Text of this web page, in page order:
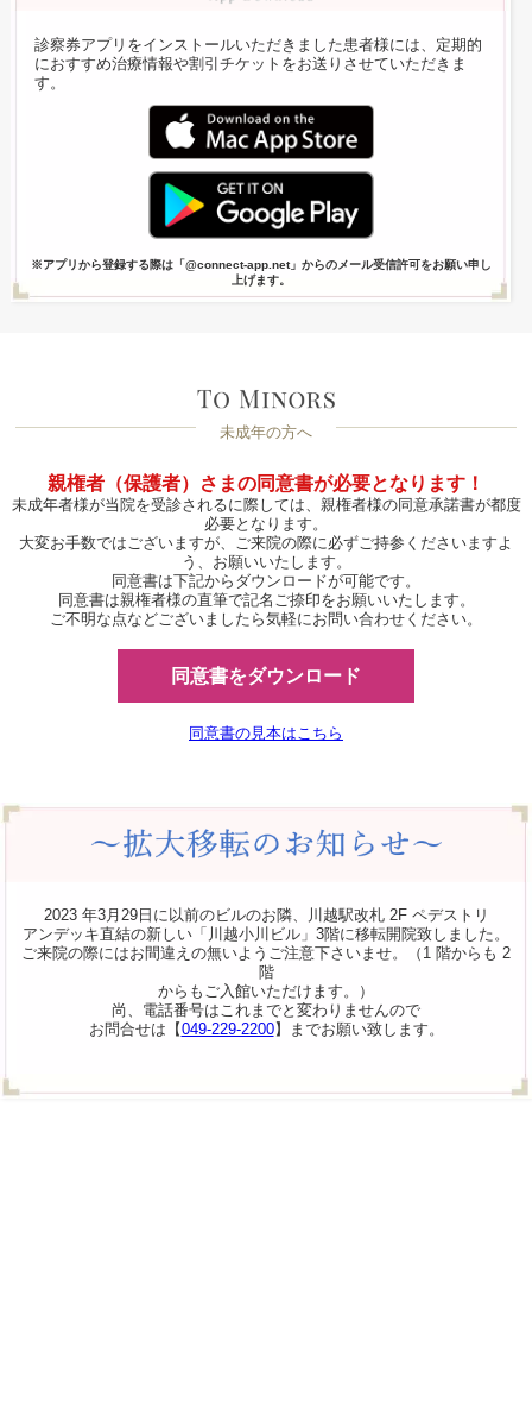
診察券アプリをインストールいただきました患者様には、定期的
におすすめ治療情報や割引チケットをお送りさせていただきま
す。
※アプリから登録する際は「@connect-app.net」からのメール受信許可をお願い申し
上げます。
未成年の方へ
親権者（保護者）さまの同意書が必要となります！
未成年者様が当院を受診されるに際しては、親権者様の同意承諾書が都度
必要となります。
大変お手数ではございますが、ご来院の際に必ずご持参くださいますよ
う、お願いいたします。
同意書は下記からダウンロードが可能です。
同意書は親権者様の直筆で記名ご捺印をお願いいたします。
ご不明な点などございましたら気軽にお問い合わせください。
同意書をダウンロード
同意書の見本はこちら
2023 年3月29日に以前のビルのお隣、川越駅改札 2F ペデストリ
アンデッキ直結の新しい「川越小川ビル」3階に移転開院致しました。
ご来院の際にはお間違えの無いようご注意下さいませ。（1 階からも 2
階
からもご入館いただけます。）
尚、電話番号はこれまでと変わりませんので
お問合せは【049-229-2200】までお願い致します。